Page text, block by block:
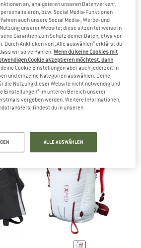
MAMMUT
Eiger Nordwand 28
Tourenrucksack
499,95 €
an, analysieren unseren Datenverkehr,
bzw. Social Media-Funktionen
auch unsere Social Media-, Werbe- und
unserer Website; diese sitzen teilweise in
Garantien zum Schutz deiner Daten, etwa vor
Durch Anklicken von „Alle auswählen“ erklärst du
wir so verfahren.Wenn du keine Cookies mit
Cookie akzeptieren möchtest, dann
deine Cookie Einstellungen aber auch jederzeit in
und einzelne Kategorien auswählen. Deine
die Nutzung dieser Website nicht notwendig und
Einstellungen“ im unteren Bereich unserer
vergeben werden. Weitere Informationen,
findest du in unseren
ALLE AUSWÄHLEN